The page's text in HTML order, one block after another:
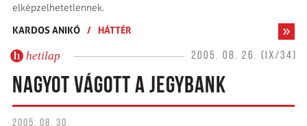
elképzelhetetlennek.
KARDOS ANIKÓ / HÁTTÉR
hetilap 2005. 08. 26. (IX/34)
NAGYOT VÁGOTT A JEGYBANK
2005. 08. 30.